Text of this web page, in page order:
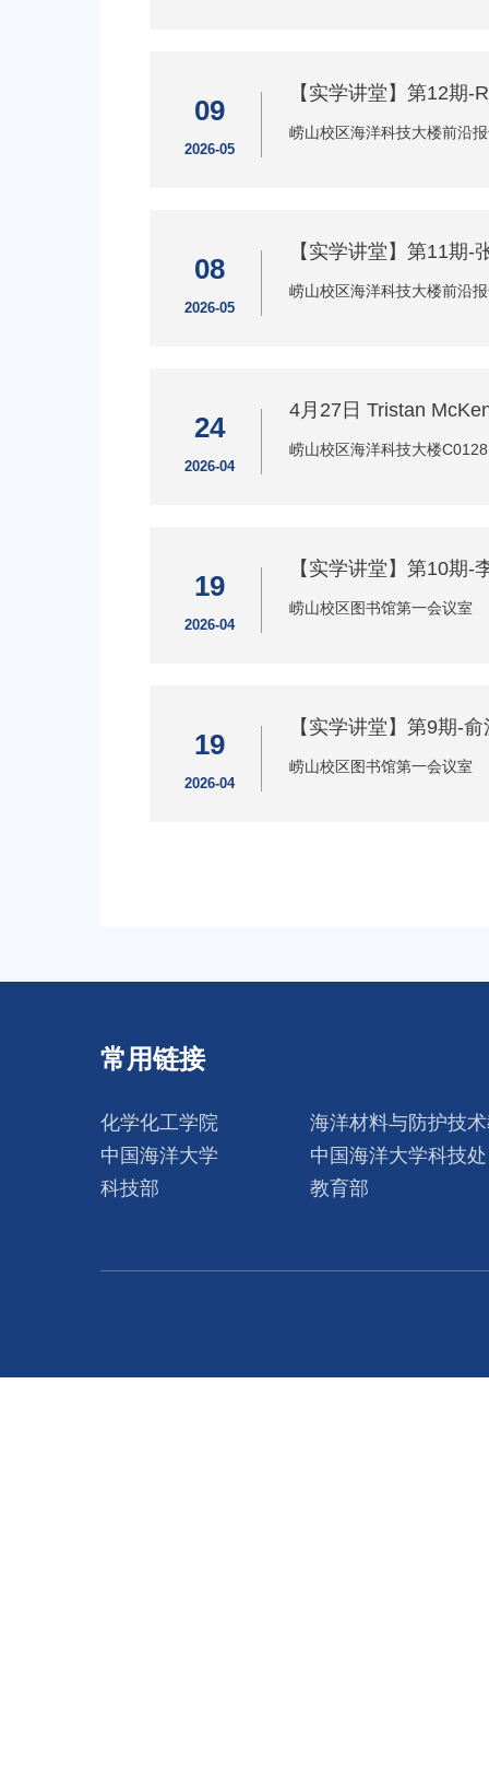
09
2026-05
【实学讲堂】第12期-
崂山校区海洋科技大楼前沿
08
2026-05
【实学讲堂】第11期
崂山校区海洋科技大楼前沿
24
2026-04
4月27日 Tristan
崂山校区海洋科技大楼C0128
19
2026-04
【实学讲堂】第10期-
崂山校区图书馆第一会议室
19
2026-04
【实学讲堂】第9期-
崂山校区图书馆第一会议室
常用链接
化学化工学院
海洋材料与防护技
中国海洋大学
中国海洋大学科技处
科技部
教育部